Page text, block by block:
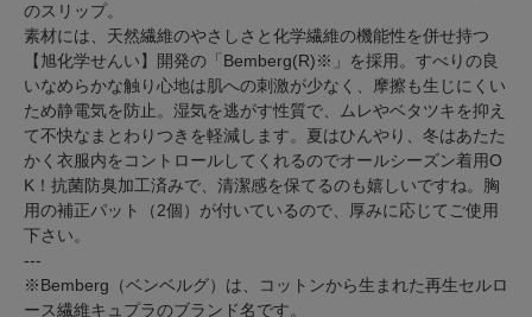
のスリップ。
素材には、天然繊維のやさしさと化学繊維の機能性を併せ持つ
【旭化学せんい】開発の「Bemberg(R)※」を採用。すべりの良
いなめらかな触り心地は肌への刺激が少なく、摩擦も生じにくい
ため静電気を防止。湿気を逃がす性質で、ムレやベタツキを抑え
て不快なまとわりつきを軽減します。夏はひんやり、冬はあたた
かく衣服内をコントロールしてくれるのでオールシーズン着用O
K！抗菌防臭加工済みで、清潔感を保てるのも嬉しいですね。胸
用の補正パット（2個）が付いているので、厚みに応じてご使用
下さい。
---
※Bemberg（ベンベルグ）は、コットンから生まれた再生セルロ
ース繊維キュプラのブランド名です。